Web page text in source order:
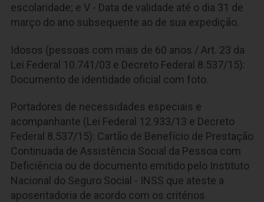
escolaridade; e V - Data de validade até o dia 31 de
março do ano subsequente ao de sua expedição.
Idosos (pessoas com mais de 60 anos / Art. 23 da
Lei Federal 10.741/03 e Decreto Federal 8.537/15):
Documento de identidade oficial com foto.
Portadores de necessidades especiais e
acompanhante (Lei Federal 12.933/13 e Decreto
Federal 8.537/15): Cartão de Benefício de Prestação
Continuada de Assistência Social da Pessoa com
Deficiência ou de documento emitido pelo Instituto
Nacional do Seguro Social - INSS que ateste a
aposentadoria de acordo com os critérios